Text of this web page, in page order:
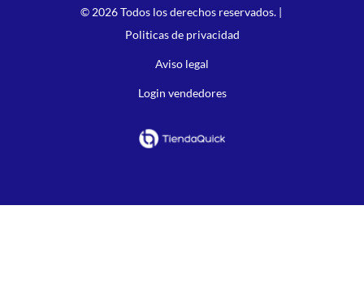
© 2026 Todos los derechos reservados. |
Politicas de privacidad
Aviso legal
Login vendedores